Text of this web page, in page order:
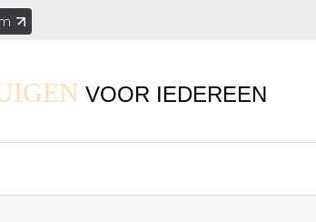
VOOR IEDEREEN